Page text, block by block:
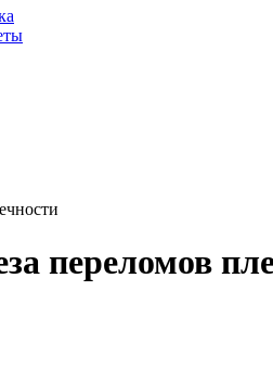
переломов